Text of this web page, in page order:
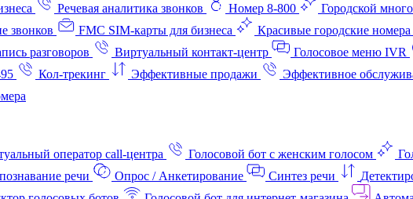
Речевая аналитика звонков Номер 8-800 Городской
звонков FMC SIM-карты для бизнеса Красивые городские номера
разговоров Виртуальный контакт‑центр Голосовое меню IVR
Кол-трекинг Эффективные продажи Эффективное
оператор call-центра Голосовой бот с женским голосом
речи Опрос / Анкетирование Синтез речи